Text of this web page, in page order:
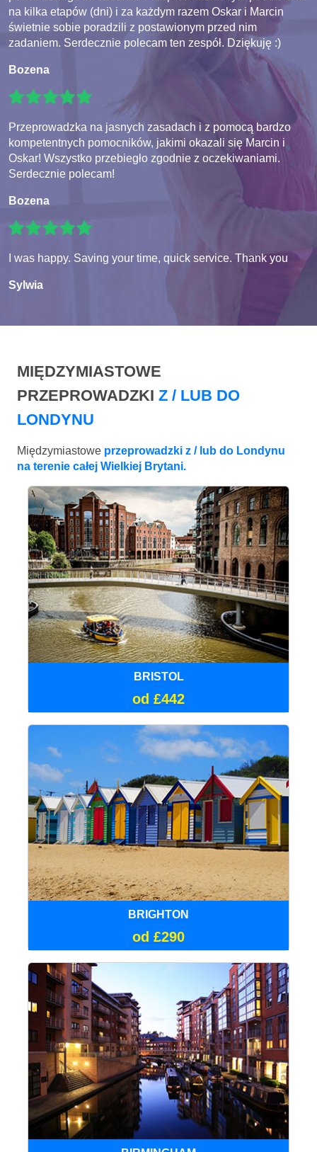
na kilka etapów (dni) i za każdym razem Oskar i Marcin
świetnie sobie poradzili z postawionym przed nim
zadaniem. Serdecznie polecam ten zespół. Dziękuję :)
Bozena
Przeprowadzka na jasnych zasadach i z pomocą bardzo
kompetentnych pomocników, jakimi okazali się Marcin i
Oskar! Wszystko przebiegło zgodnie z oczekiwaniami.
Serdecznie polecam!
Bozena
I was happy. Saving your time, quick service. Thank you
Sylwia
MIĘDZYMIASTOWE
PRZEPROWADZKI Z / LUB DO
LONDYNU
Międzymiastowe przeprowadzki z / lub do Londynu
na terenie całej Wielkiej Brytani.
BRISTOL
od £442
BRIGHTON
od £290